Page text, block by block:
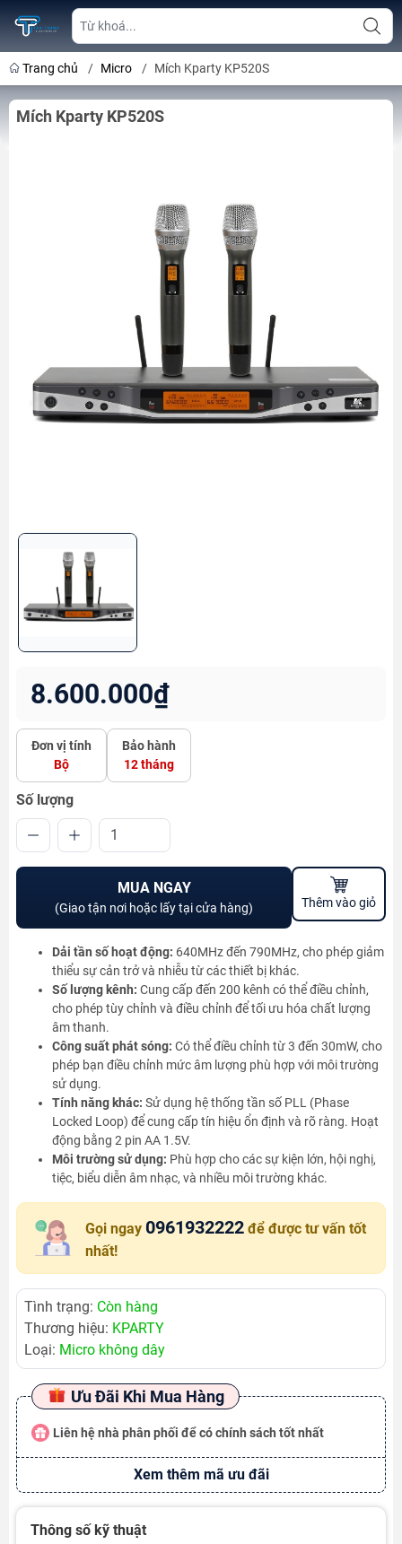
Trang chủ / Micro / Mích Kparty KP520S
Mích Kparty KP520S
8.600.000₫
Đơn vị tính
Bộ
Bảo hành
12 tháng
Số lượng
MUA NGAY
(Giao tận nơi hoặc lấy tại cửa hàng) Thêm vào giỏ
Dải tần số hoạt động: 640MHz đến 790MHz, cho phép giảm
thiểu sự cản trở và nhiễu từ các thiết bị khác.
Số lượng kênh: Cung cấp đến 200 kênh có thể điều chỉnh,
cho phép tùy chỉnh và điều chỉnh để tối ưu hóa chất lượng
âm thanh.
Công suất phát sóng: Có thể điều chỉnh từ 3 đến 30mW, cho
phép bạn điều chỉnh mức âm lượng phù hợp với môi trường
sử dụng.
Tính năng khác: Sử dụng hệ thống tần số PLL (Phase
Locked Loop) để cung cấp tín hiệu ổn định và rõ ràng. Hoạt
động bằng 2 pin AA 1.5V.
Môi trường sử dụng: Phù hợp cho các sự kiện lớn, hội nghị,
tiệc, biểu diễn âm nhạc, và nhiều môi trường khác.
Gọi ngay 0961932222 để được tư vấn tốt
nhất!
Tình trạng: Còn hàng
Thương hiệu: KPARTY
Loại: Micro không dây
Ưu Đãi Khi Mua Hàng
Liên hệ nhà phân phối để có chính sách tốt nhất
Xem thêm mã ưu đãi
Thông số kỹ thuật